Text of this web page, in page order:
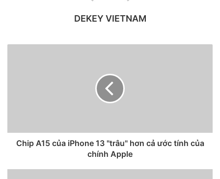
Google sẽ mang biến thể Pixel 6 Pro mới quay trở lại.
Chiếc điện thoại này hứa hẹn vượt mặt một số điện thoại
Android cao cấp nhất và cũng là cơ hội tốt nhất để người
dùng có cảm giác tương tự iOS. Dòng Pixel đi kèm với trải
DEKEY VIETNAM
Chip A15 của iPhone 13 "trâu" hơn cả ước tính của
chính Apple